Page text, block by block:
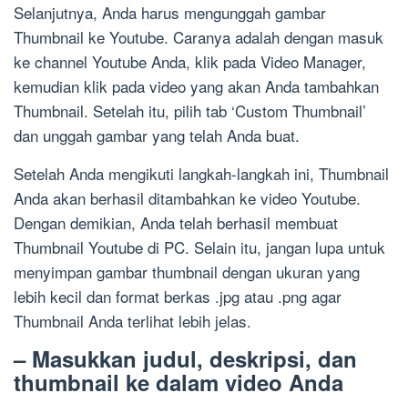
Selanjutnya, Anda harus mengunggah gambar
Thumbnail ke Youtube. Caranya adalah dengan masuk
ke channel Youtube Anda, klik pada Video Manager,
kemudian klik pada video yang akan Anda tambahkan
Thumbnail. Setelah itu, pilih tab ‘Custom Thumbnail’
dan unggah gambar yang telah Anda buat.
Setelah Anda mengikuti langkah-langkah ini, Thumbnail
Anda akan berhasil ditambahkan ke video Youtube.
Dengan demikian, Anda telah berhasil membuat
Thumbnail Youtube di PC. Selain itu, jangan lupa untuk
menyimpan gambar thumbnail dengan ukuran yang
lebih kecil dan format berkas .jpg atau .png agar
Thumbnail Anda terlihat lebih jelas.
– Masukkan judul, deskripsi, dan
thumbnail ke dalam video Anda